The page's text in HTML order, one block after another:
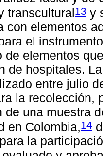
transcultural13 y
con elementos
el
de elementos
de hospitales.
entre julio
la recolección,
de una muestra
en Colombia,14
la